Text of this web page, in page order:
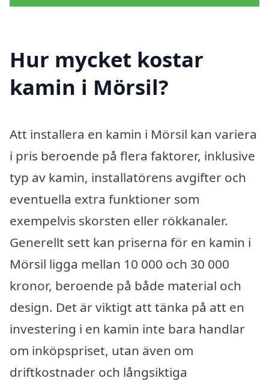
Hur mycket kostar
kamin i Mörsil?
Att installera en kamin i Mörsil kan variera
i pris beroende på flera faktorer, inklusive
typ av kamin, installatörens avgifter och
eventuella extra funktioner som
exempelvis skorsten eller rökkanaler.
Generellt sett kan priserna för en kamin i
Mörsil ligga mellan 10 000 och 30 000
kronor, beroende på både material och
design. Det är viktigt att tänka på att en
investering i en kamin inte bara handlar
om inköpspriset, utan även om
driftkostnader och långsiktiga